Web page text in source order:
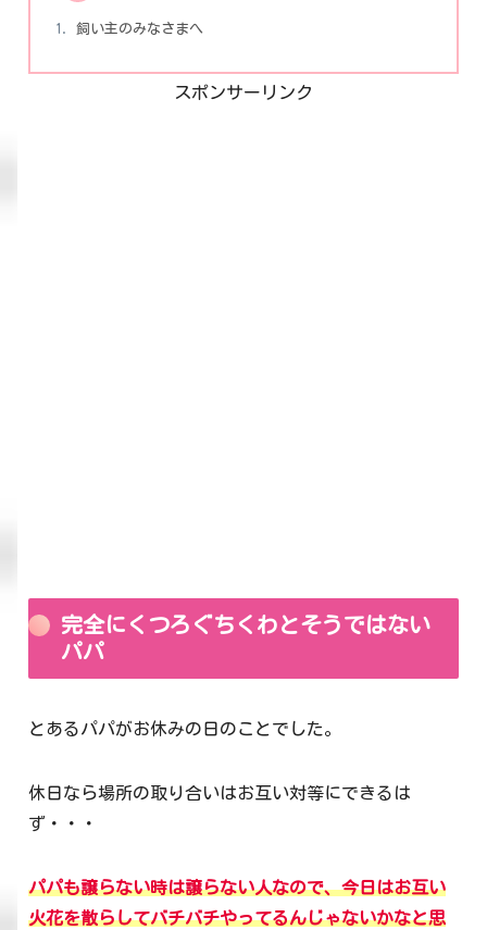
飼い主のみなさまへ
スポンサーリンク
完全にくつろぐちくわとそうではない
パパ
とあるパパがお休みの日のことでした。
休日なら場所の取り合いはお互い対等にできるは
ず・・・
パパも譲らない時は譲らない人なので、今日はお互い
火花を散らしてバチバチやってるんじゃないかなと思